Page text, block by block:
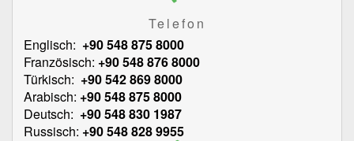
Telefon
Englisch: +90 548 875 8000
Französisch: +90 548 876 8000
Türkisch: +90 542 869 8000
Arabisch: +90 548 875 8000
Deutsch: +90 548 830 1987
Russisch: +90 548 828 9955